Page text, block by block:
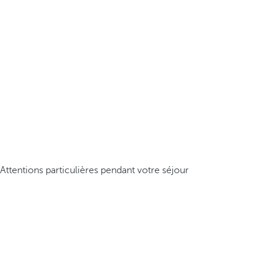
Attentions particulières pendant votre séjour